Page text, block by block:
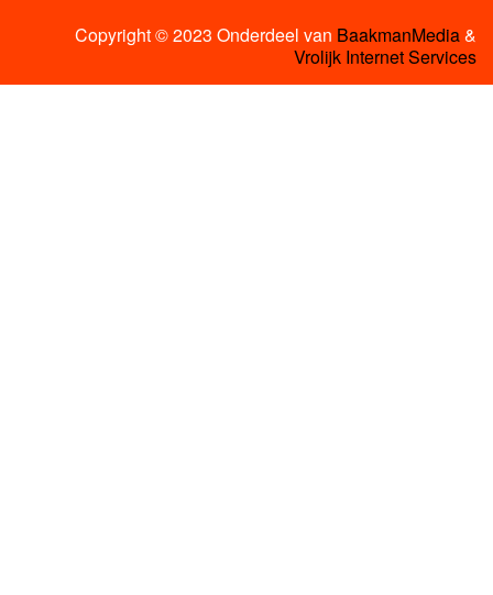
Copyright © 2023 Onderdeel van BaakmanMedia&
Vrolijk Internet Services